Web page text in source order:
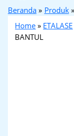
Beranda
Produk
Home » ETALASE
BANTUL